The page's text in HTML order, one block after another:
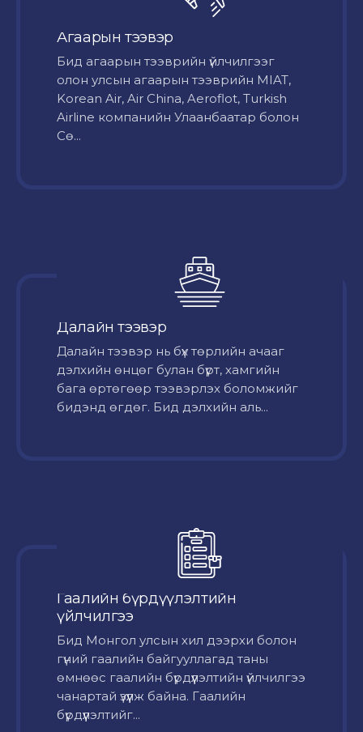
Агаарын тээвэр
Бид агаарын тээврийн үйлчилгээг
олон улсын агаарын тээврийн MIAT,
Korean Air, Air China, Aeroflot, Turkish
Airline компанийн Улаанбаатар болон
Сө...
Далайн тээвэр
Далайн тээвэр нь бүх төрлийн ачааг
дэлхийн өнцөг булан бүрт, хамгийн
бага өртөгөөр тээвэрлэх боломжийг
бидэнд өгдөг. Бид дэлхийн аль...
Гаалийн бүрдүүлэлтийн
үйлчилгээ
Бид Монгол улсын хил дээрхи болон
гүний гаалийн байгууллагад таны
өмнөөс гаалийн бүрдүүлэлтийн үйлчилгээ
чанартай үзүүлж байна. Гаалийн
бүрдүүлэлтийг...